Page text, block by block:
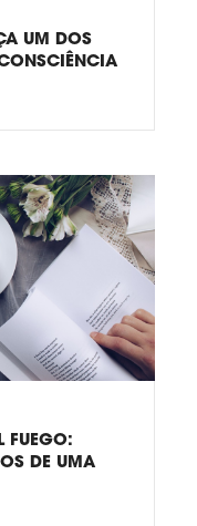
UM DOS
FUEGO:
DE UMA